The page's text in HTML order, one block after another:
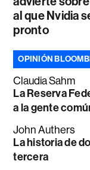
al que Nvidia
pronto
OPINIÓN
Claudia Sahm
La Reserva
a la gente
John Authers
La historia de
tercera